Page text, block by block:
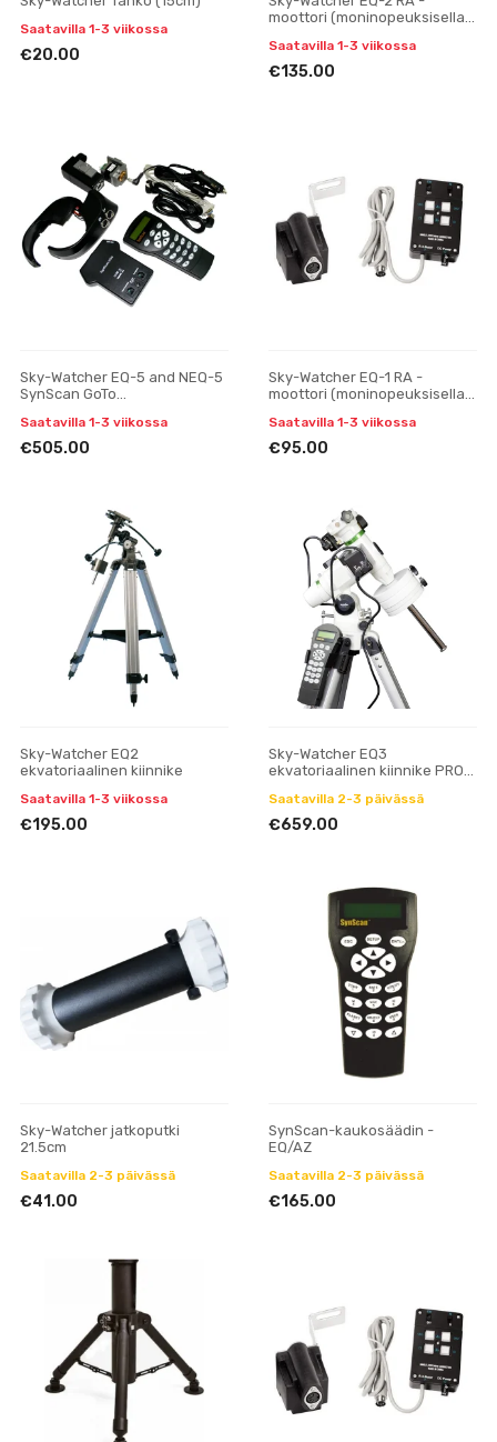
Saatavilla 1-3 viikossa
€20.00
moottori (moninopeuksisella
Saatavilla 1-3 viikossa
€135.00
Sky-Watcher EQ-5 and NEQ-5
SynScan GoTo
Saatavilla 1-3 viikossa
€505.00
Sky-Watcher EQ-1 RA -
moottori (moninopeuksisella
Saatavilla 1-3 viikossa
€95.00
Sky-Watcher EQ2
ekvatoriaalinen kiinnike
Saatavilla 1-3 viikossa
€195.00
Sky-Watcher EQ3
ekvatoriaalinen kiinnike PRO
Saatavilla 2-3 päivässä
€659.00
Sky-Watcher jatkoputki
21.5cm
Saatavilla 2-3 päivässä
€41.00
SynScan-kaukosäädin -
EQ/AZ
Saatavilla 2-3 päivässä
€165.00